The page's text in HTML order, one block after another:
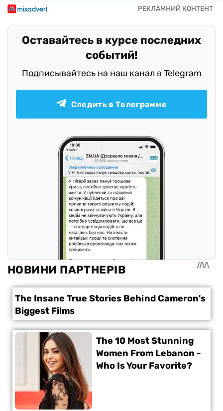
Оставайтесь в курсе последних
событий!
Подписывайтесь на наш канал в Telegram
Следить в Телеграмме